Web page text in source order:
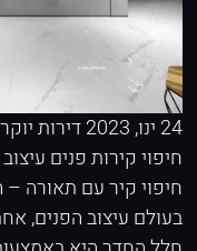
24 ינו, 2023 דירות
חיפוי קירות פנים
חיפוי קיר עם תאורה
בעולם עיצוב הפנים,